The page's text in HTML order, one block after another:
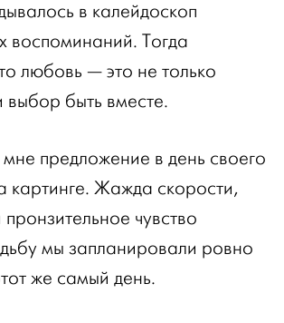
в калейдоскоп
воспоминаний. Тогда
любовь — это не только
выбор быть вместе.
предложение в день своего
картинге. Жажда скорости,
чувство
мы запланировали ровно
же самый день.